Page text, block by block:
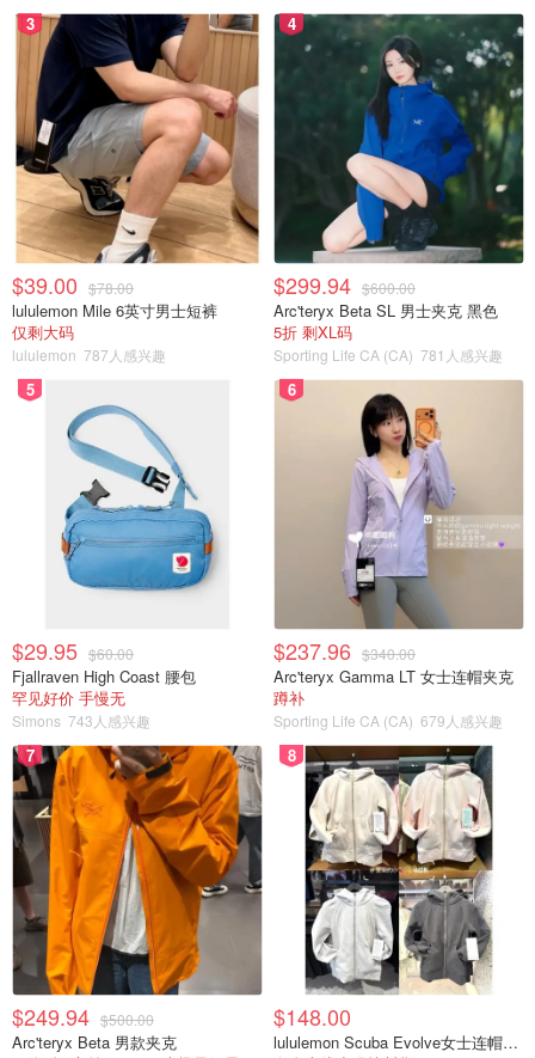
图片来自官网，版权属于作者
Duff's餐厅绝对知道如何提供获奖的鸡翅。这家传奇的鸡翅
店在College、BathurstBayview都有分店，提供一磅、两磅
或五磅的鸡翅，第一次来的时候不要太自负，因为他们会警
告你，中辣已经很辣了，而辣味是非常非常辣的。如果你是
一个敢于挑战的人，你可以选择超辣的 "Death "或
地址：558 College Street
官网：https://www.duffsfamouswings.ca/
The Fry
3
$39.00 $78.00
lululemon Mile 6英寸男士短裤
仅剩大码
lululemon 787人感兴趣
4
$299.94 $600.00
Arc'teryx Beta SL 男士夹克 黑色
5折 剩XL码
Sporting Life CA (CA) 781人感兴趣
5
$29.95 $60.00
Fjallraven High Coast 腰包
罕见好价 手慢无
Simons 743人感兴趣
6
$237.96 $340.00
Arc'teryx Gamma LT 女士连帽夹克
蹲补
Sporting Life CA (CA) 679人感兴趣
7
$249.94 $500.00
Arc'teryx Beta 男款夹克
8
$148.00
lululemon Scuba Evolve女士连帽卫衣 全拉链